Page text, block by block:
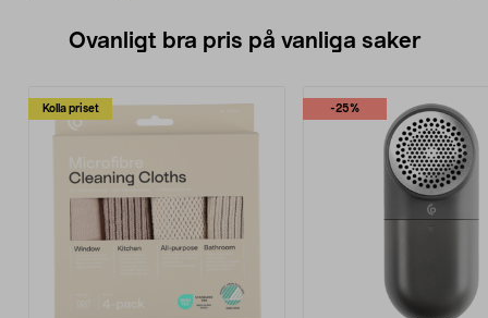
Ovanligt bra pris på vanliga saker
Kolla priset -25%